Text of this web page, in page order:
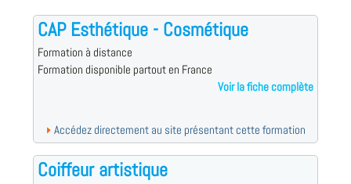
CAP Esthétique - Cosmétique
Formation à distance
Formation disponible partout en France
Voir la fiche complète
Accédez directement au site présentant cette formation
Coiffeur artistique